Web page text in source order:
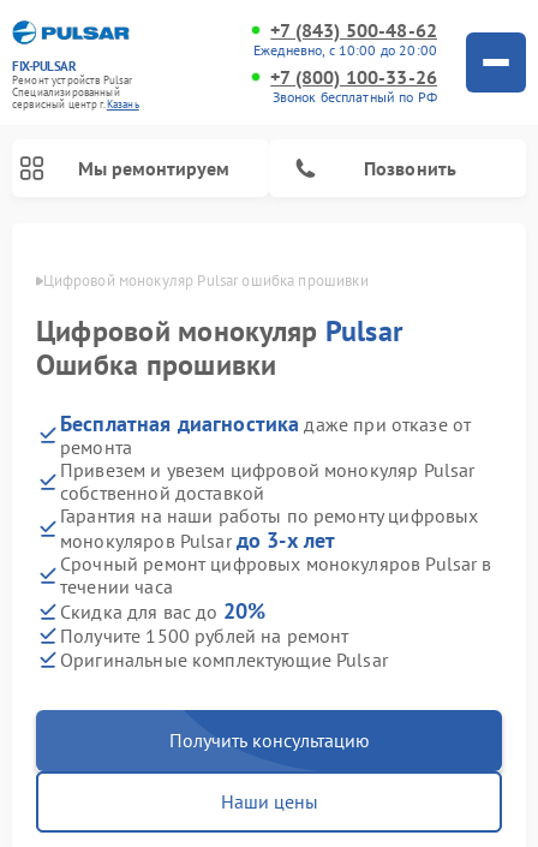
FIX-PULSAR
Ремонт устройств Pulsar
Специализированный
cервисный центр г.Казань
+7 (843) 500-48-62
Ежедневно, с 10:00 до 20:00
+7 (800) 100-33-26
Звонок бесплатный по РФ
Мы ремонтируем Позвонить
Цифровой монокуляр Pulsar ошибка прошивки
Цифровой монокуляр Pulsar
Ошибка прошивки
Бесплатная диагностика даже при отказе от
ремонта
Привезем и увезем цифровой монокуляр Pulsar
собственной доставкой
Гарантия на наши работы по ремонту цифровых
монокуляров Pulsarдо 3-х лет
Срочный ремонт цифровых монокуляров Pulsar в
течении часа
Скидка для вас до 20%
Получите 1500 рублей на ремонт
Оригинальные комплектующие Pulsar
Получить консультацию
Наши цены